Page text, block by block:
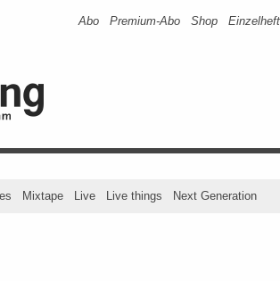
Abo Premium-Abo Shop Einzelheft
Mixtape Live Live things Next Generation